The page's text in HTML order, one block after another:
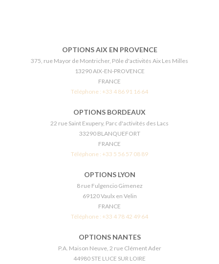
OPTIONS AIX EN PROVENCE
375, rue Mayor de Montricher, Pôle d'activités Aix Les Milles
13290 AIX-EN-PROVENCE
FRANCE
Téléphone : +33 4 86 91 16 64
OPTIONS BORDEAUX
22 rue Saint Exupery, Parc d'activités des Lacs
33290 BLANQUEFORT
FRANCE
Téléphone : +33 5 56 57 08 89
OPTIONS LYON
8 rue Fulgencio Gimenez
69120 Vaulx en Velin
FRANCE
Téléphone : +33 4 78 42 49 64
OPTIONS NANTES
P.A. Maison Neuve, 2 rue Clément Ader
44980 STE LUCE SUR LOIRE